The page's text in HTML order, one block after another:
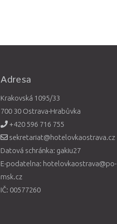
Adresa
Krakovská 1095/33
700 30 Ostrava-Hrabůvka
+420 596 716 755
sekretariat@hotelovkaostrava.cz
Datová schránka: gakiu27
E-podatelna: hotelovkaostrava@po-
msk.cz
IČ: 00577260